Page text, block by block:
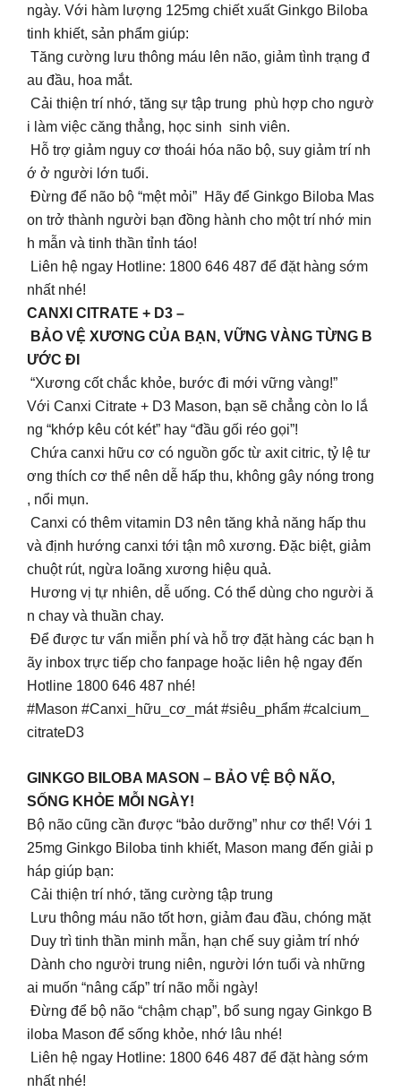
ngày. Với hàm lượng 125mg chiết xuất Ginkgo Biloba
tinh khiết, sản phẩm giúp:
Tăng cường lưu thông máu lên não, giảm tình trạng đ
au đầu, hoa mắt.
Cải thiện trí nhớ, tăng sự tập trung phù hợp cho ngườ
i làm việc căng thẳng, học sinh sinh viên.
Hỗ trợ giảm nguy cơ thoái hóa não bộ, suy giảm trí nh
ớ ở người lớn tuổi.
Đừng để não bộ “mệt mỏi” Hãy để Ginkgo Biloba Mas
on trở thành người bạn đồng hành cho một trí nhớ min
h mẫn và tinh thần tỉnh táo!
Liên hệ ngay Hotline: 1800 646 487 để đặt hàng sớm
nhất nhé!
CANXI CITRATE + D3 –
BẢO VỆ XƯƠNG CỦA BẠN, VỮNG VÀNG TỪNG B
ƯỚC ĐI
“Xương cốt chắc khỏe, bước đi mới vững vàng!”
Với Canxi Citrate + D3 Mason, bạn sẽ chẳng còn lo lắ
ng “khớp kêu cót két” hay “đầu gối réo gọi”!
Chứa canxi hữu cơ có nguồn gốc từ axit citric, tỷ lệ tư
ơng thích cơ thể nên dễ hấp thu, không gây nóng trong
, nổi mụn.
Canxi có thêm vitamin D3 nên tăng khả năng hấp thu
và định hướng canxi tới tận mô xương. Đặc biệt, giảm
chuột rút, ngừa loãng xương hiệu quả.
Hương vị tự nhiên, dễ uống. Có thể dùng cho người ă
n chay và thuần chay.
Để được tư vấn miễn phí và hỗ trợ đặt hàng các bạn h
ãy inbox trực tiếp cho fanpage hoặc liên hệ ngay đến
Hotline 1800 646 487 nhé!
#Mason #Canxi_hữu_cơ_mát #siêu_phẩm #calcium_
citrateD3
GINKGO BILOBA MASON – BẢO VỆ BỘ NÃO,
SỐNG KHỎE MỖI NGÀY!
Bộ não cũng cần được “bảo dưỡng” như cơ thể! Với 1
25mg Ginkgo Biloba tinh khiết, Mason mang đến giải p
háp giúp bạn:
Cải thiện trí nhớ, tăng cường tập trung
Lưu thông máu não tốt hơn, giảm đau đầu, chóng mặt
Duy trì tinh thần minh mẫn, hạn chế suy giảm trí nhớ
Dành cho người trung niên, người lớn tuổi và những
ai muốn “nâng cấp” trí não mỗi ngày!
Đừng để bộ não “chậm chạp”, bổ sung ngay Ginkgo B
iloba Mason để sống khỏe, nhớ lâu nhé!
Liên hệ ngay Hotline: 1800 646 487 để đặt hàng sớm
nhất nhé!